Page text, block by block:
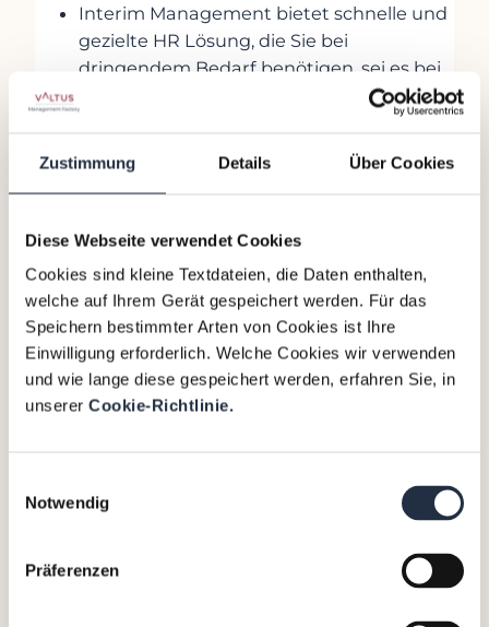
Zustimmung Details Über Cookies
Diese Webseite verwendet Cookies
Cookies sind kleine Textdateien, die Daten enthalten,
welche auf Ihrem Gerät gespeichert werden. Für das
Speichern bestimmter Arten von Cookies ist Ihre
Einwilligung erforderlich. Welche Cookies wir verwenden
und wie lange diese gespeichert werden, erfahren Sie, in
unserer Cookie-Richtlinie.
Notwendig
Präferenzen
Interim Management bietet schnelle und
gezielte HR Lösung, die Sie bei
dringendem Bedarf benötigen, sei es bei
einer Vakanzüberbrückung oder einer
Unsere umfassende Erfahrung in
Sanierung, Restrukturierung,
M&A und Private Equity
Krisensituationen präzise und
wirkungsvoll zu unterstützen.
Wir setzen unsere langjährige Expertise
aus der Zusammenarbeit mit CEOs,
CFOs, CHROs, COOs
CROs
zentralen Themen und
HR spielt eine strategische Schlüsselrolle
und erfordert umfassende Expertise und